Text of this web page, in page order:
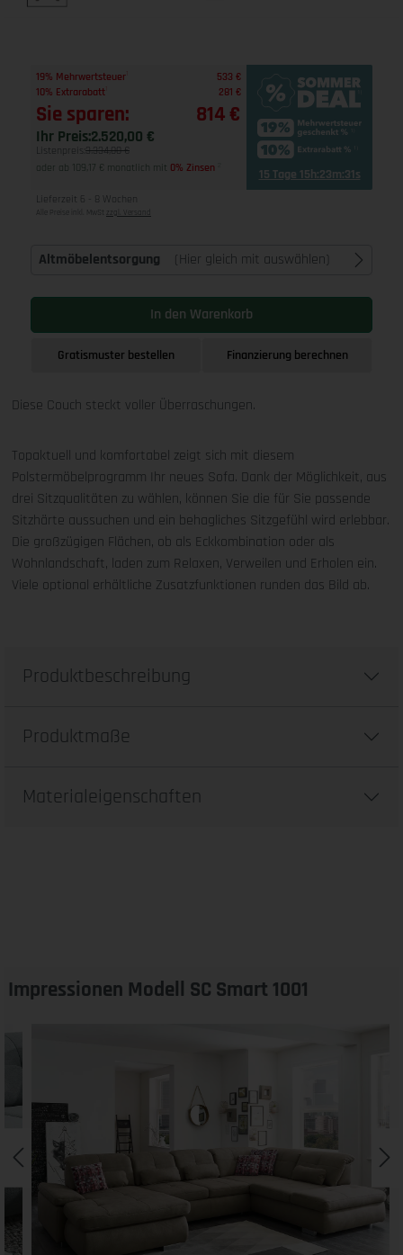
19% Mehrwertsteuer
533 €
10% Extrarabatt
281 €
Sie sparen: 814 €
Ihr Preis:2.520,00 €
Listenpreis: 3.334,00 €
oder ab 109,17 € monatlich mit 0% Zinsen 15 Tage 15h:23m:30s
Lieferzeit 6 - 8 Wochen
Alle Preise inkl. MwSt zzgl. Versand
Altmöbelentsorgung (Hier gleich mit auswählen)
In den Warenkorb
Gratismuster bestellen Finanzierung berechnen
Diese Couch steckt voller Überraschungen.
Topaktuell und komfortabel zeigt sich mit diesem
Polstermöbelprogramm Ihr neues Sofa. Dank der Möglichkeit, aus
drei Sitzqualitäten zu wählen, können Sie die für Sie passende
Sitzhärte aussuchen und ein behagliches Sitzgefühl wird erlebbar.
Die großzügigen Flächen, ob als Eckkombination oder als
Wohnlandschaft, laden zum Relaxen, Verweilen und Erholen ein.
Viele optional erhältliche Zusatzfunktionen runden das Bild ab.
Produktbeschreibung
Produktmaße
Materialeigenschaften
Impressionen Modell SC Smart 1001